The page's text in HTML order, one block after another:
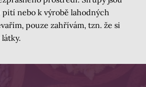
nebo k výrobě lahodných
pouze zahřívám, tzn. že si